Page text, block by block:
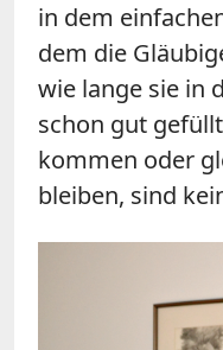
in dem
dem die
wie lange sie in
schon gut
kommen oder
bleiben, sind